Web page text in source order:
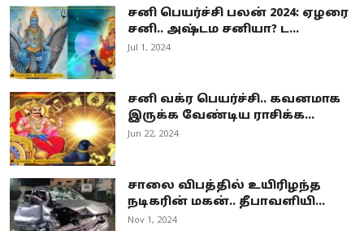
சனி பெயர்ச்சி பலன் 2024: ஏழரை
சனி.. அஷ்டம சனியா? ட...
Jul 1, 2024
சனி வக்ர பெயர்ச்சி.. கவனமாக
இருக்க வேண்டிய ராசிக்க...
Jun 22, 2024
சாலை விபத்தில் உயிரிழந்த
நடிகரின் மகன்.. தீபாவளியி...
Nov 1, 2024